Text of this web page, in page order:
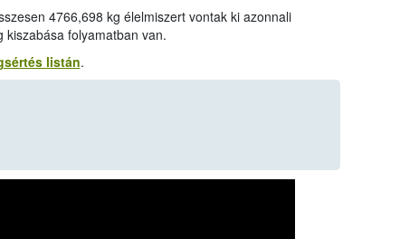
4766,698 kg élelmiszert vontak ki azonnali
folyamatban van.
listán.